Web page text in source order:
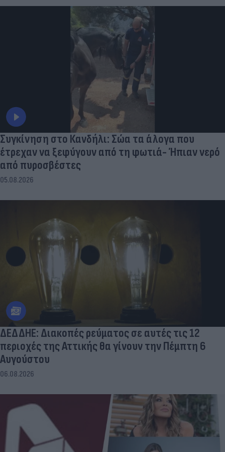
Συγκίνηση στο Κανδήλι: Σώα τα άλογα που
έτρεχαν να ξεφύγουν από τη φωτιά- Ήπιαν νερό
από πυροσβέστες
05.08.2026
ΔΕΔΔΗΕ: Διακοπές ρεύματος σε αυτές τις 12
περιοχές της Αττικής θα γίνουν την Πέμπτη 6
Αυγούστου
06.08.2026